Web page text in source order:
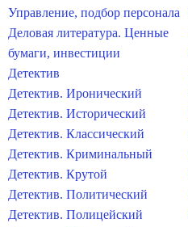
Управление, подбор персонала
Деловая литература. Ценные
бумаги, инвестиции
Детектив
Детектив. Иронический
Детектив. Исторический
Детектив. Классический
Детектив. Криминальный
Детектив. Крутой
Детектив. Политический
Детектив. Полицейский